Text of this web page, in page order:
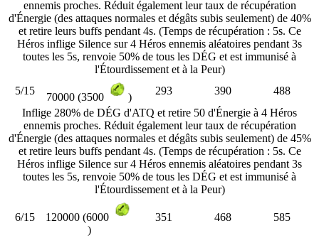
ennemis proches. Réduit également leur taux de récupération
d'Énergie (des attaques normales et dégâts subis seulement) de 40%
et retire leurs buffs pendant 4s. (Temps de récupération : 5s. Ce
Héros inflige Silence sur 4 Héros ennemis aléatoires pendant 3s
toutes les 5s, renvoie 50% de tous les DÉG et est immunisé à
l'Étourdissement et à la Peur)
5/15
70000 (3500 )
293 390
488
Inflige 280% de DÉG d'ATQ et retire 50 d'Énergie à 4 Héros
ennemis proches. Réduit également leur taux de récupération
d'Énergie (des attaques normales et dégâts subis seulement) de 45%
et retire leurs buffs pendant 4s. (Temps de récupération : 5s. Ce
Héros inflige Silence sur 4 Héros ennemis aléatoires pendant 3s
toutes les 5s, renvoie 50% de tous les DÉG et est immunisé à
l'Étourdissement et à la Peur)
6/15
120000 (6000
)
351 468 585